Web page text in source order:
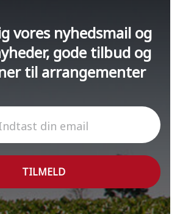
vores nyhedsmail og
gode tilbud og
til arrangementer
din email
TILMELD